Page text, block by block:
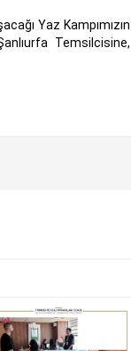
Yaz Kampımızın
Temsilcisine,